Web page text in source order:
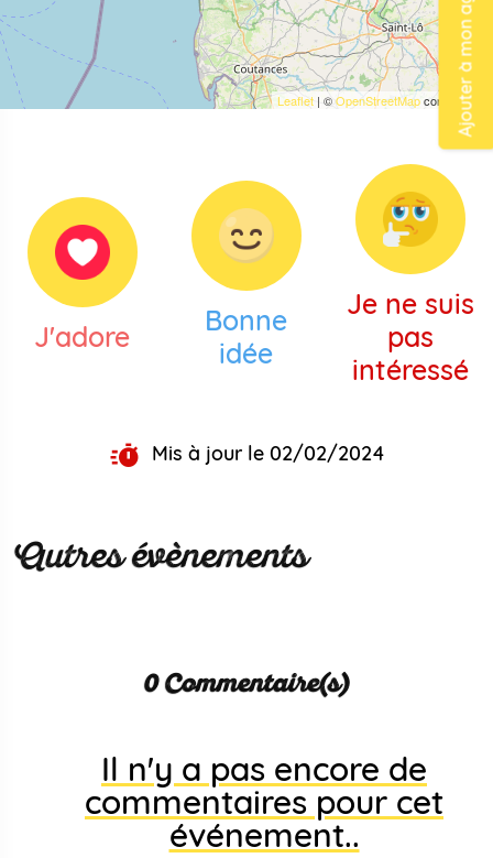
Ajouter à mon agenda
Leaflet | ©OpenStreetMapcontributors
J'adore
Bonne
idée
Je ne suis
pas
intéressé
Mis à jour le 02/02/2024
Autres évènements
0 Commentaire(s)
Il n'y a pas encore de
commentaires pour cet
événement..